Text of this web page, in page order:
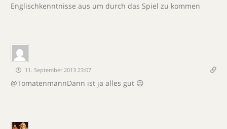
Englischkenntnisse aus um durch das Spiel zu kommen
11. September 2013 23:07
@TomatenmannDann ist ja alles gut 😉